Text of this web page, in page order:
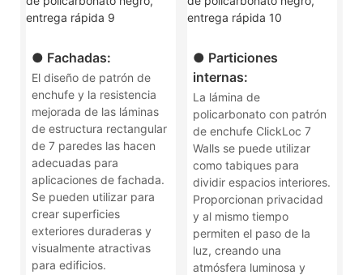
● Fachadas:
El diseño de patrón de
enchufe y la resistencia
mejorada de las láminas
de estructura rectangular
de 7 paredes las hacen
adecuadas para
aplicaciones de fachada.
Se pueden utilizar para
crear superficies
exteriores duraderas y
visualmente atractivas
para edificios.
● Particiones
internas:
La lámina de
policarbonato con patrón
de enchufe ClickLoc 7
Walls se puede utilizar
como tabiques para
dividir espacios interiores.
Proporcionan privacidad
y al mismo tiempo
permiten el paso de la
luz, creando una
atmósfera luminosa y